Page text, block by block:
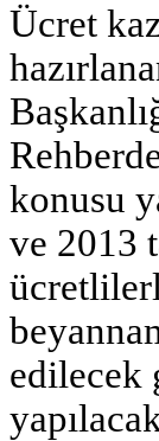
Ücret
konusu
ve 2013
edilecek